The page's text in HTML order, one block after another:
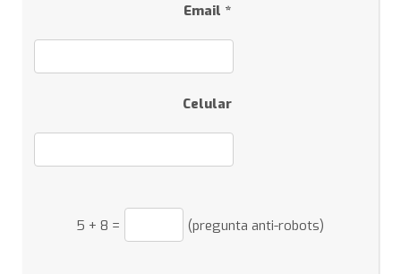
Email *
Celular
5 +8 = (pregunta anti-robots)